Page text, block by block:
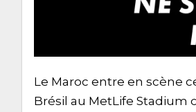
Le Maroc entre en scène
Brésil au MetLife Stadium